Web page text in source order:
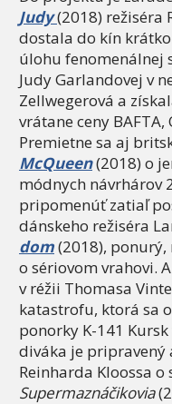
Judy(2018) režiséra
dostala do kín
úlohu fenomenálnej
Judy Garlandovej v
Zellwegerová a
vrátane ceny
Premietne sa aj
McQueen(2018) o
módnych návrhárov
pripomenúť zatiaľ
dánskeho režiséra
dom(2018),
o sériovom vrahovi.
v réžii Thomasa
katastrofu, ktorá sa
ponorky K-141
diváka je
Reinharda Kloossa
Supermaznáčikovia